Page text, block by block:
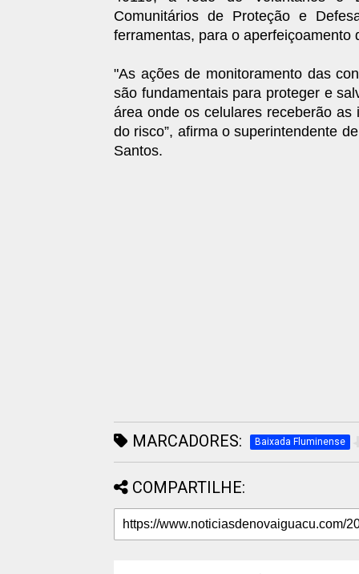
Comunitários de Proteção e
ferramentas, para o
"As ações de monitoramento das
são fundamentais para proteger e
área onde os celulares receberão
do risco”, afirma o superintendente
Santos.
MARCADORES: Baixada Fluminense
COMPARTILHE: